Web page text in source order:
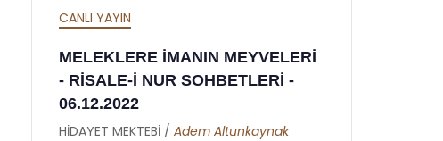
CANLI YAYIN
MELEKLERE İMANIN MEYVELERİ
- RİSALE-İ NUR SOHBETLERİ -
06.12.2022
HİDAYET MEKTEBİ / Adem Altunkaynak